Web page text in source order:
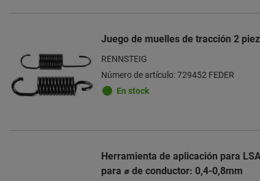
Juego de muelles de tracción 2
RENNSTEIG
Número de artículo: 729452 FEDER
En stock
Herramienta de aplicación para
para ⌀ de conductor: 0,4-0,8mm